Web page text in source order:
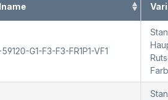
G1-F3-F3-FR1P1-VF1